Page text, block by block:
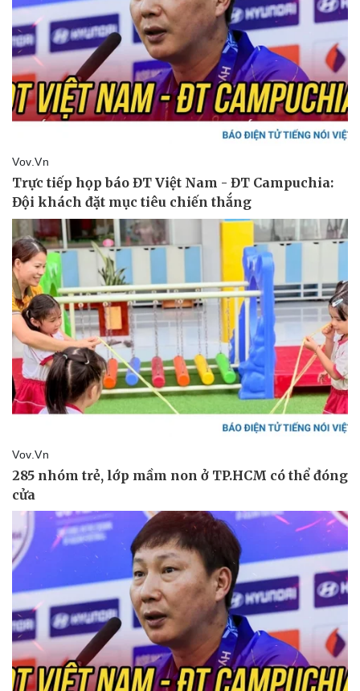
Pháp luật
Vụ án
Tin nóng
Tư vấn luật
Quân sự - Quốc phòng
Vũ khí
Việt Nam
Phân tích